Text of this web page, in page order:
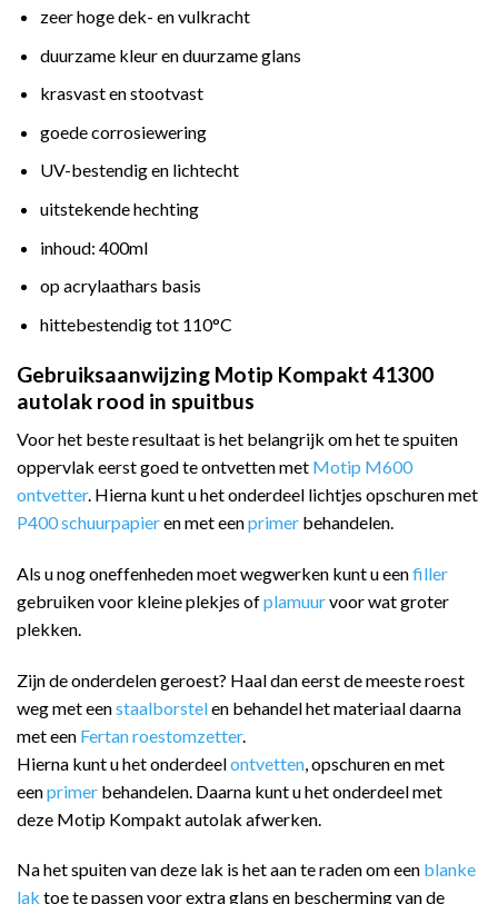
zeer hoge dek- en vulkracht
duurzame kleur en duurzame glans
krasvast en stootvast
goede corrosiewering
UV-bestendig en lichtecht
uitstekende hechting
inhoud: 400ml
op acrylaathars basis
hittebestendig tot 110°C
Gebruiksaanwijzing Motip Kompakt 41300
autolak rood in spuitbus
Voor het beste resultaat is het belangrijk om het te spuiten
oppervlak eerst goed te ontvetten met Motip M600
ontvetter. Hierna kunt u het onderdeel lichtjes opschuren met
P400 schuurpapieren met eenprimer behandelen.
Als u nog oneffenheden moet wegwerken kunt u eenfiller
gebruiken voor kleine plekjes ofplamuurvoor wat groter
plekken.
Zijn de onderdelen geroest? Haal dan eerst de meeste roest
weg met eenstaalborstelen behandel het materiaal daarna
met een Fertan roestomzetter.
Hierna kunt u het onderdeelontvetten , opschuren en met
eenprimer behandelen. Daarna kunt u het onderdeel met
deze Motip Kompakt autolak afwerken.
Na het spuiten van deze lak is het aan te raden om een blanke
lak toe te passen voor extra glans en bescherming van de